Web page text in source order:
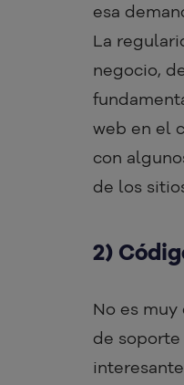
esa
La
negocio,
web en el
con
de los
2)
No es
de